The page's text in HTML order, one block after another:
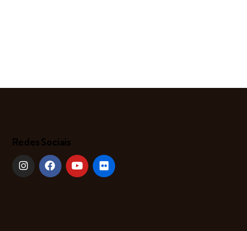
Redes Sociais